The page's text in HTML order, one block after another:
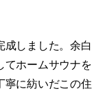
成しました。余白
てホームサウナを
寧に紡いだこの住